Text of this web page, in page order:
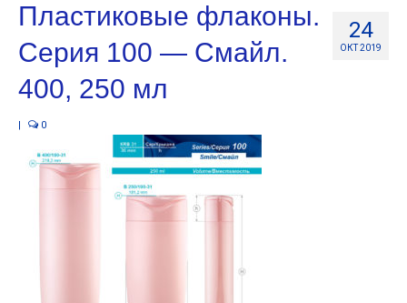
О компании
24
ОКТ 2019
Пластиковые флаконы.
Серия 100 — Смайл.
400, 250 мл
0